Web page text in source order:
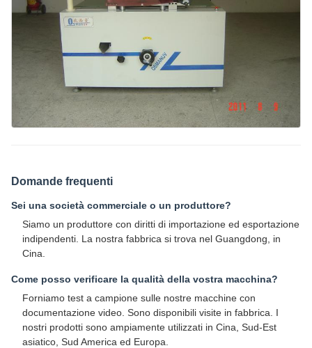
Domande frequenti
Sei una società commerciale o un produttore?
Siamo un produttore con diritti di importazione ed esportazione
indipendenti. La nostra fabbrica si trova nel Guangdong, in
Cina.
Come posso verificare la qualità della vostra macchina?
Forniamo test a campione sulle nostre macchine con
documentazione video. Sono disponibili visite in fabbrica. I
nostri prodotti sono ampiamente utilizzati in Cina, Sud-Est
asiatico, Sud America ed Europa.